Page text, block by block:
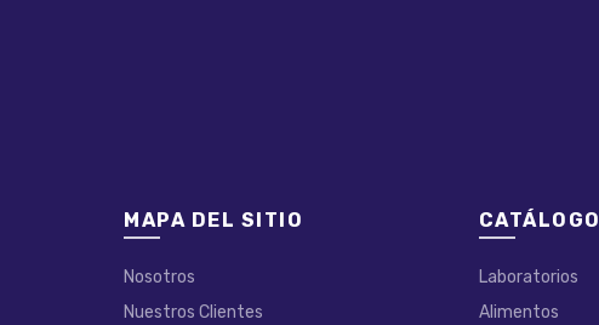
MAPA DEL SITIO
Nosotros
Nuestros Clientes
CATÁLOGO
Laboratorios
Alimentos